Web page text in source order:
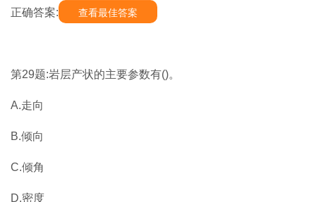
正确答案: 查看最佳答案
第29题:岩层产状的主要参数有()。
A.走向
B.倾向
C.倾角
D.密度